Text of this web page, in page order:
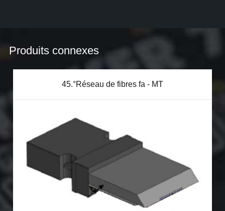
Produits connexes
45.°Réseau de fibres fa - MT